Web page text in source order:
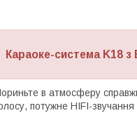
Караоке-система K18
в атмосферу
потужне HIFI-